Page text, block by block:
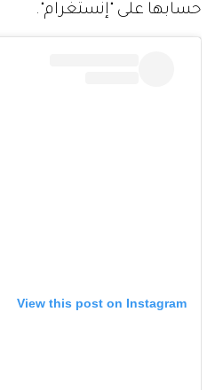
حسابها على "إنستغرام".
View this post on Instagram